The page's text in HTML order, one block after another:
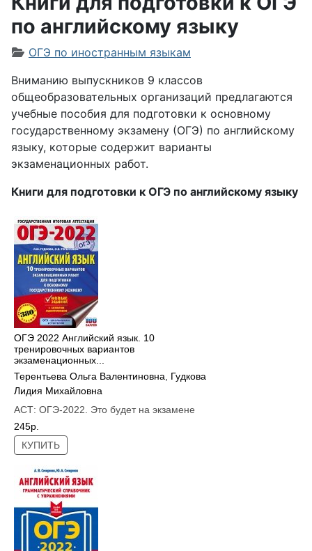
по английскому языку
Информация о материале
ОГЭ по иностранным языкам
Вниманию выпускников 9 классов
общеобразовательных организаций предлагаются
учебные пособия для подготовки к основному
государственному экзамену (ОГЭ) по английскому
языку, которые содержит варианты
экзаменационных работ.
Книги для подготовки к ОГЭ по английскому языку
ОГЭ 2022 Английский язык. 10
тренировочных вариантов
экзаменационных...
Терентьева Ольга Валентиновна
Гудкова
Лидия Михайловна
АСТ: ОГЭ-2022. Это будет на экзамене
245р.
КУПИТЬ